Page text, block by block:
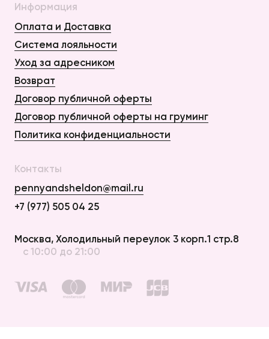
Информация
Оплата и Доставка
Система лояльности
Уход за адресником
Возврат
Договор публичной оферты
Договор публичной оферты на груминг
Политика конфиденциальности
Контакты
pennyandsheldon@mail.ru
+7 (977) 505 04 25
Москва, Холодильный переулок 3 корп.1 стр.8
с 10:00 до 21:00
Оплата и Доставка
Возврат
Договор публичной оферты на груминг